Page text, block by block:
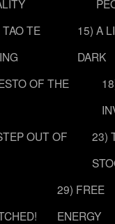
TE
15) A
DARK
OF THE
OUT OF
23)
29) FREE
ENERGY